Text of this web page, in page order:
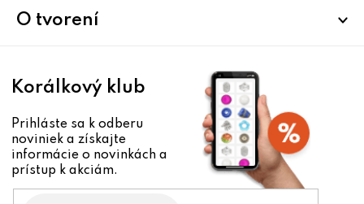
O tvorení
Korálkový klub
Prihláste sa k odberu
noviniek a získajte
informácie o novinkách a
prístup k akciám.